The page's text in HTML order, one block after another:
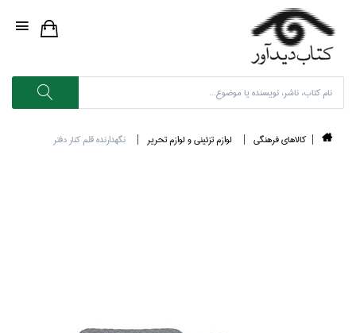
كالاهاي فرهنگي لوازم تزئيني و لوازم تحرير نگهدارنده قلم كنار دفتر